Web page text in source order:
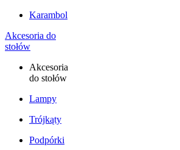
Karambol
Akcesoria do
stołów
Akcesoria
do stołów
Lampy
Trójkąty
Podpórki